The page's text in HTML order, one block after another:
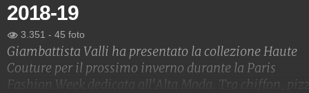
2018-19
3.351 - 45 foto
Giambattista Valli ha presentato la collezione Haute
Couture per il prossimo inverno durante la Paris
Fashion Week dedicata all'Alta Moda. Tra chiffon,